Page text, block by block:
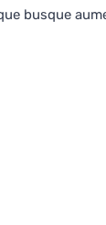
busque